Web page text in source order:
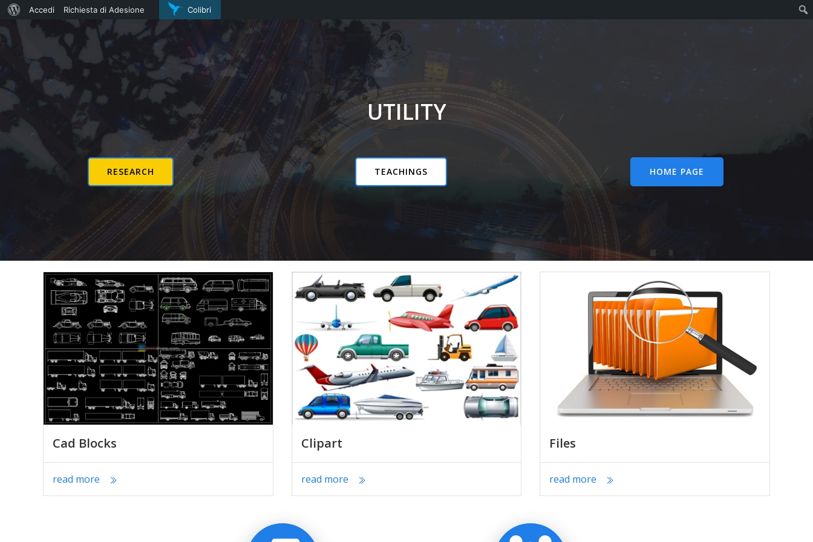
Informazioni
Accedi Richiesta di Adesione Colibri
Vai
al
contenuto
UTILITY
RESEARCH TEACHINGS HOME PAGE
Cad Blocks
read more
Clipart
read more
Files
read more